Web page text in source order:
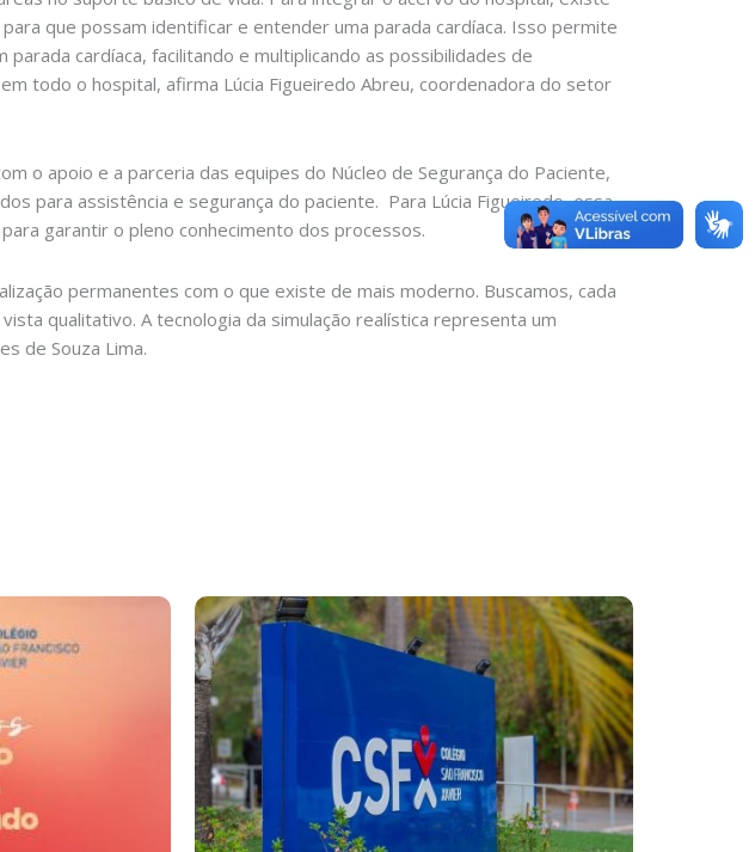
que possam identificar e entender uma parada cardíaca. Isso permite
cardíaca, facilitando e multiplicando as possibilidades de
todo o hospital, afirma Lúcia Figueiredo Abreu, coordenadora do setor
o apoio e a parceria das equipes do Núcleo de Segurança do Paciente,
para assistência e segurança do paciente. Para Lúcia Figueiredo, essa
garantir o pleno conhecimento dos processos.
permanentes com o que existe de mais moderno. Buscamos, cada
qualitativo. A tecnologia da simulação realística representa um
de Souza Lima.